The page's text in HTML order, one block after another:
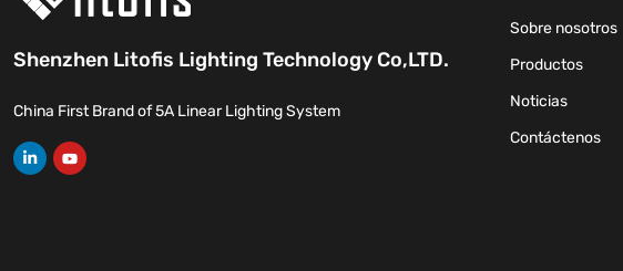
Shenzhen Litofis Lighting Technology Co,LTD.
China First Brand of 5A Linear Lighting System
Sobre nosotros
Productos
Noticias
Contáctenos